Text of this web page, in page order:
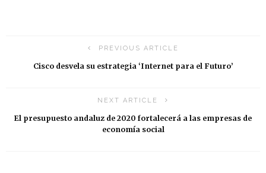
PREVIOUS ARTICLE
Cisco desvela su estrategia ‘Internet para el Futuro’
NEXT ARTICLE
El presupuesto andaluz de 2020 fortalecerá a las empresas de
economía social